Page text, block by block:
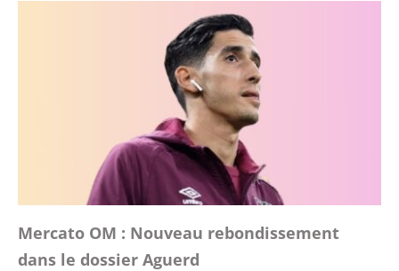
Mercato OM : Nouveau rebondissement
dans le dossier Aguerd